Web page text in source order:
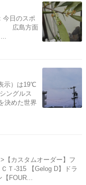
今日のスポ
広島方面
示）は19℃
ングルス
決めた世界
【カスタムオーダー】フ
Ｔ-315 【Gelog D】ドラ
FOUR...